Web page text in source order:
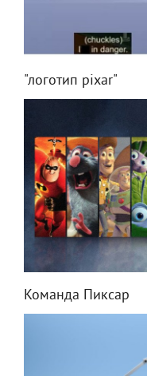
"логотип pixar"
Команда Пиксар